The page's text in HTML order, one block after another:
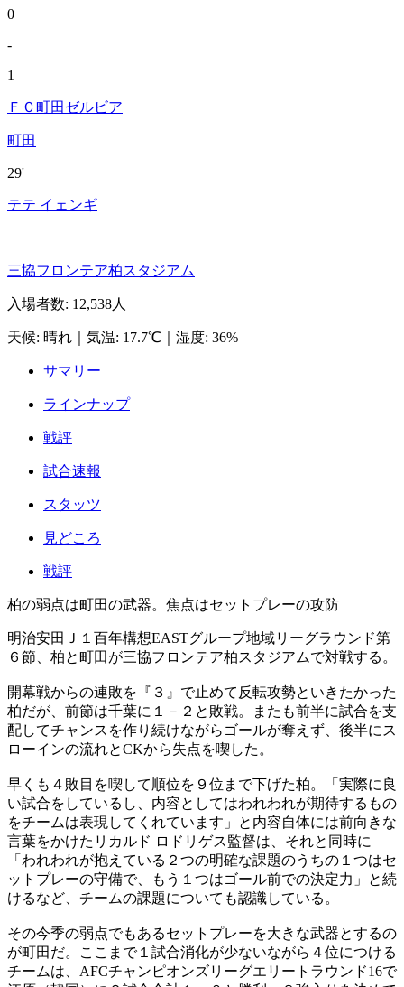
0
-
1
ＦＣ町田ゼルビア
町田
29'
テテ イェンギ
三協フロンテア柏スタジアム
入場者数: 12,538人
天候: 晴れ 気温: 17.7℃ 湿度: 36%
サマリー
ラインナップ
戦評
試合速報
スタッツ
見どころ
戦評
柏の弱点は町田の武器。焦点はセットプレーの攻防
明治安田Ｊ１百年構想EASTグループ地域リーグラウンド第
６節、柏と町田が三協フロンテア柏スタジアムで対戦する。
開幕戦からの連敗を『３』で止めて反転攻勢といきたかった
柏だが、前節は千葉に１－２と敗戦。またも前半に試合を支
配してチャンスを作り続けながらゴールが奪えず、後半にス
ローインの流れとCKから失点を喫した。
早くも４敗目を喫して順位を９位まで下げた柏。「実際に良
い試合をしているし、内容としてはわれわれが期待するもの
をチームは表現してくれています」と内容自体には前向きな
言葉をかけたリカルド ロドリゲス監督は、それと同時に
「われわれが抱えている２つの明確な課題のうちの１つはセ
ットプレーの守備で、もう１つはゴール前での決定力」と続
けるなど、チームの課題についても認識している。
その今季の弱点でもあるセットプレーを大きな武器とするの
が町田だ。ここまで１試合消化が少ないながら４位につける
チームは、AFCチャンピオンズリーグエリートラウンド16で